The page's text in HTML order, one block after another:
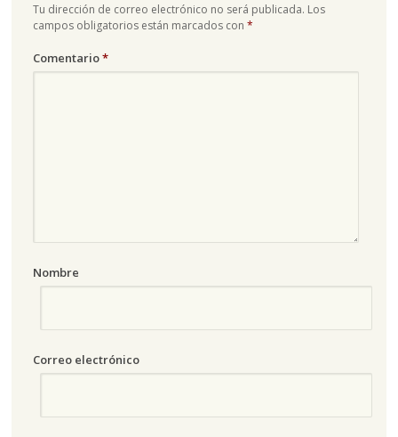
Tu dirección de correo electrónico no será publicada. Los
campos obligatorios están marcados con *
Comentario*
Nombre
Correo electrónico